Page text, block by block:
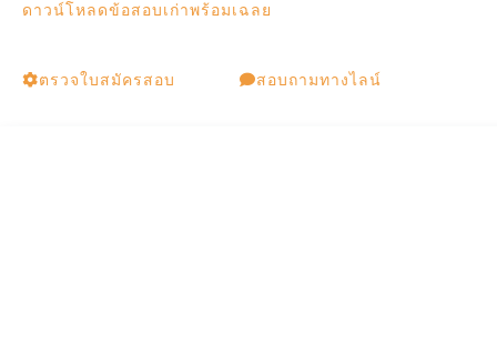
ดาวน์โหลดข้อสอบเก่าพร้อมเฉลย
ตรวจใบสมัครสอบ สอบถามทางไลน์